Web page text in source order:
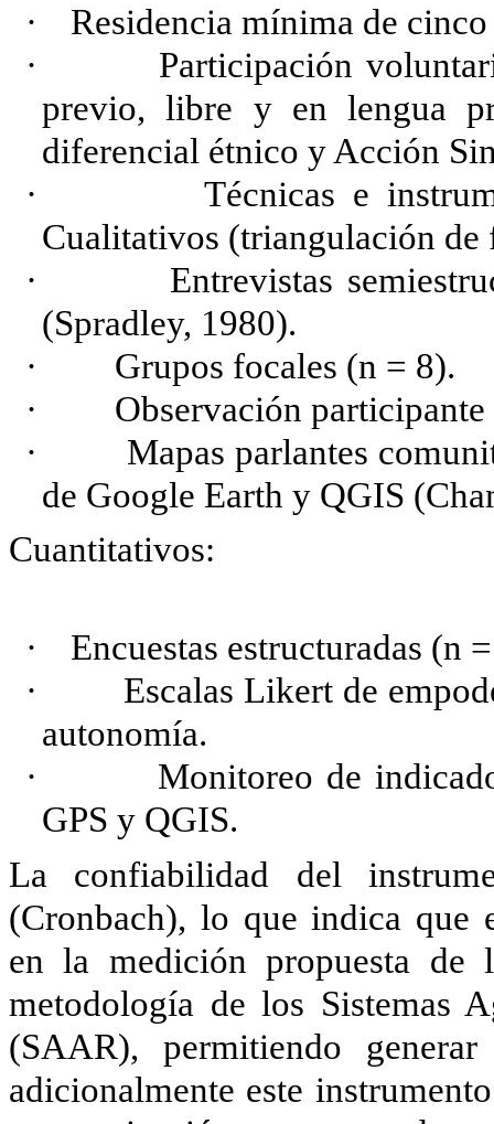
·
Residencia mínima de
·
Participación
previo, libre y en lengua
diferencial étnico y Acción
·
Técnicas e
Cualitativos (triangulación de
·
Entrevistas
(Spradley, 1980).
·
Grupos focales (n = 8).
·
Observación participante
·
Mapas parlantes
de Google Earth y QGIS
Cuantitativos:
·
Encuestas estructuradas (n
·
Escalas Likert de
autonomía.
·
Monitoreo de
GPS y QGIS.
La confiabilidad del
(Cronbach), lo que indica que
en la medición propuesta de
metodología de los Sistemas
(SAAR), permitiendo
adicionalmente este